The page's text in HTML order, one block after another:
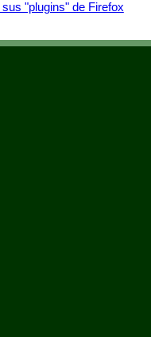
"plugins" de Firefox